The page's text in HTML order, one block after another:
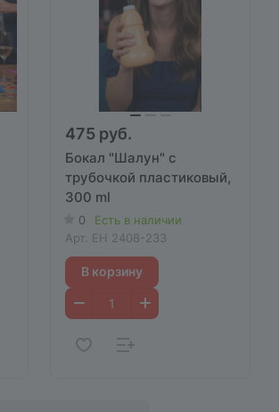
475 руб.
Бокал "Шалун" с
трубочкой пластиковый,
300 ml
0
Есть в наличии
Арт. EH 2408-233
В корзину